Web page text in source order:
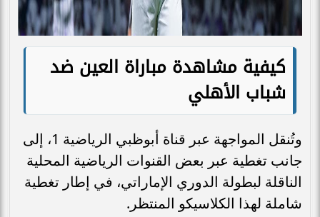
كيفية مشاهدة مباراة العين ضد
شباب الأهلي
وتُنقل المواجهة عبر قناة أبوظبي الرياضية 1، إلى
جانب تغطية عبر بعض القنوات الرياضية المحلية
الناقلة لبطولة الدوري الإماراتي، في إطار تغطية
شاملة لهذا الكلاسيكو المنتظر.